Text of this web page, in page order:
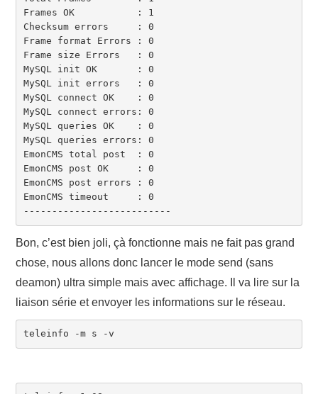
Frames OK           : 1
Checksum errors     : 0
Frame format Errors : 0
Frame size Errors   : 0
MySQL init OK       : 0
MySQL init errors   : 0
MySQL connect OK    : 0
MySQL connect errors: 0
MySQL queries OK    : 0
MySQL queries errors: 0
EmonCMS total post  : 0
EmonCMS post OK     : 0
EmonCMS post errors : 0
EmonCMS timeout     : 0
--------------------------
Bon, c’est bien joli, çà fonctionne mais ne fait pas grand
chose, nous allons donc lancer le mode send (sans
deamon) ultra simple mais avec affichage. Il va lire sur la
liaison série et envoyer les informations sur le réseau.
teleinfo -m s -v